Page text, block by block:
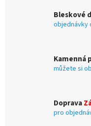
Bleskové
objednávky
Kamenná
můžete si
Doprava
pro